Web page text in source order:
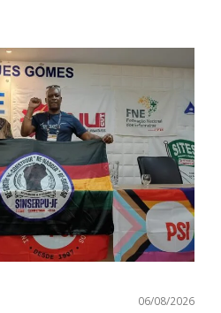
06/08/2026